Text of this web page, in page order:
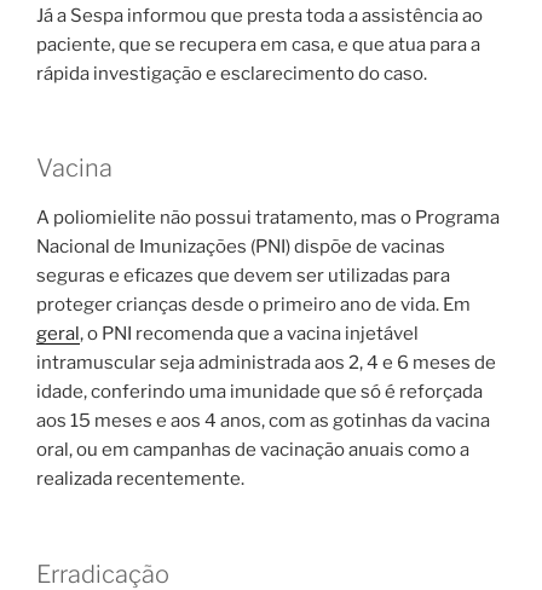
Já a Sespa informou que presta toda a assistência ao
paciente, que se recupera em casa, e que atua para a
rápida investigação e esclarecimento do caso.
Vacina
A poliomielite não possui tratamento, mas o Programa
Nacional de Imunizações (PNI) dispõe de vacinas
seguras e eficazes que devem ser utilizadas para
proteger crianças desde o primeiro ano de vida. Em
geral , o PNI recomenda que a vacina injetável
intramuscular seja administrada aos 2, 4 e 6 meses de
idade, conferindo uma imunidade que só é reforçada
aos 15 meses e aos 4 anos, com as gotinhas da vacina
oral, ou em campanhas de vacinação anuais como a
realizada recentemente.
Erradicação